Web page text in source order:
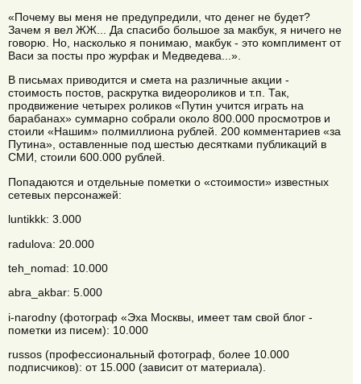
«Почему вы меня не предупредили, что денег не будет?
Зачем я вел ЖЖ... Да спасибо большое за макбук, я ничего не
говорю. Но, насколько я понимаю, макбук - это комплимент от
Васи за посты про журфак и Медведева...».
В письмах приводится и смета на различные акции -
стоимость постов, раскрутка видеороликов и т.п. Так,
продвижение четырех роликов «Путин учится играть на
барабанах» суммарно собрали около 800.000 просмотров и
стоили «Нашим» полмиллиона рублей. 200 комментариев «за
Путина», оставленные под шестью десятками публикаций в
СМИ, стоили 600.000 рублей.
Попадаются и отдельные пометки о «стоимости» известных
сетевых персонажей:
luntikkk: 3.000
radulova: 20.000
teh_nomad: 10.000
abra_akbar: 5.000
i-narodny (фотограф «Эха Москвы, имеет там свой блог -
пометки из писем): 10.000
russos (профессиональный фотограф, более 10.000
подписчиков): от 15.000 (зависит от материала).